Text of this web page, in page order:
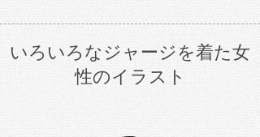
いろいろなジャージを着た女
性のイラスト